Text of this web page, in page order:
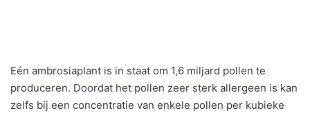
Eén ambrosiaplant is in staat om 1,6 miljard pollen te
produceren. Doordat het pollen zeer sterk allergeen is kan
zelfs bij een concentratie van enkele pollen per kubieke